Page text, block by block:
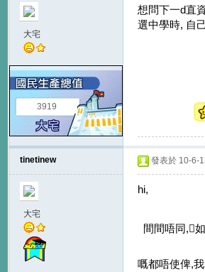
王國
大宅
3919
想問下一d直
選中學時, 自
tinetinew
大宅
發表於 10-6-
hi,
間間唔同,
嘅都唔使俾,